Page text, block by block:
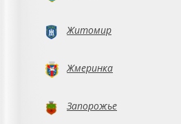
Житомир
Жмеринка
Запорожье